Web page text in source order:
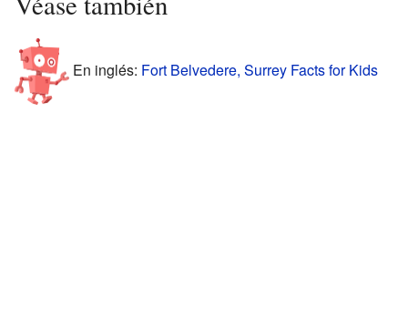
En inglés: Fort Belvedere, Surrey Facts for Kids